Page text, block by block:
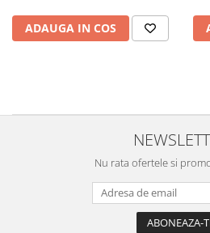
ADAUGA IN COS
Nu rata ofertele si